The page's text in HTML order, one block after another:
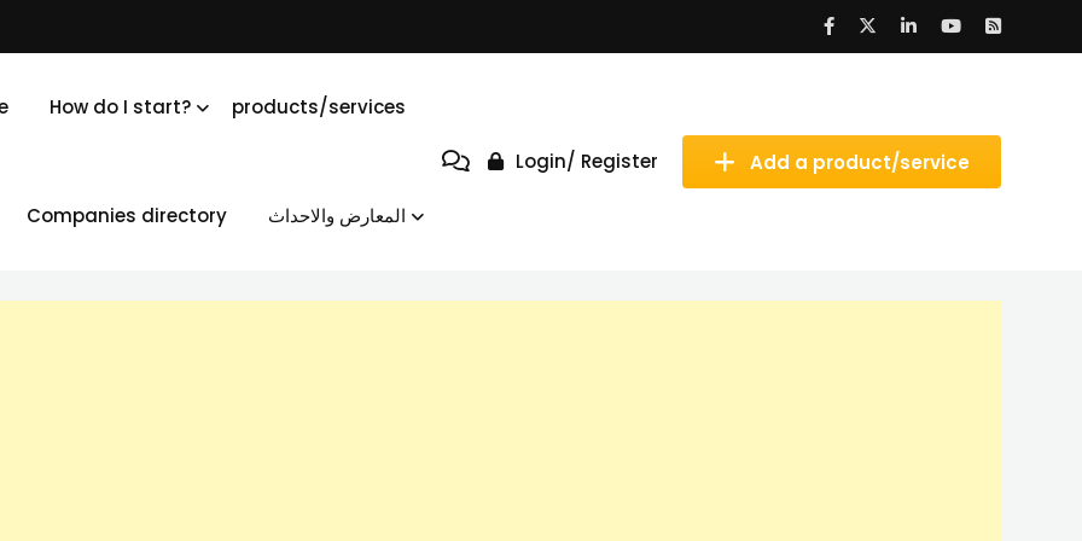
Add a product/service
Login/ Register
How do I start? products/services
Companies directory المعارض والاحداث